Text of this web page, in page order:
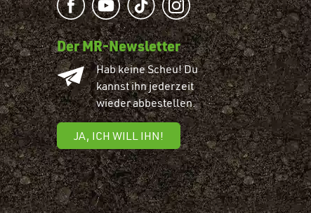
Der MR-Newsletter
Hab keine Scheu! Du
kannst ihn jederzeit
wieder abbestellen.
JA, ICH WILL IHN!